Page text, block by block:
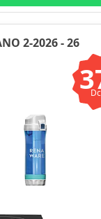
2-2026 - 26